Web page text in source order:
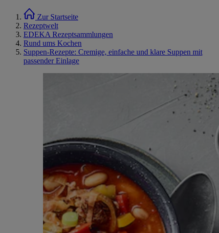
Zur Startseite
Rezeptwelt
EDEKA Rezeptsammlungen
Rund ums Kochen
Suppen-Rezepte: Cremige, einfache und klare Suppen mit
passender Einlage